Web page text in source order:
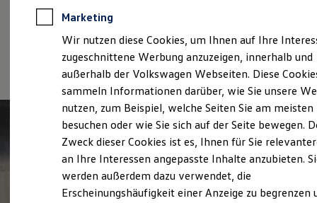
Anpfiff zum Gewinn
Elektroautos
ID. Tutorials
Elektrofahrzeugkonzepte
Reichweite
Reichweite der ID. Modelle
Reichweite im Winter
Laden
Laden unterwegs
Laden Zuhause
Ladezeitensimulator
Impressum & Rechtliches )
Marketing
Wir nutzen diese Cookies, um Ihnen auf Ihre
zugeschnittene Werbung anzuzeigen, innerhalb und
außerhalb der Volkswagen Webseiten. Diese
sammeln Informationen darüber, wie Sie unsere
nutzen, zum Beispiel, welche Seiten Sie am meisten
besuchen oder wie Sie sich auf der Seite bewegen.
Zweck dieser Cookies ist es, Ihnen für Sie
an Ihre Interessen angepasste Inhalte anzubieten.
werden außerdem dazu verwendet, die
Erscheinungshäufigkeit einer Anzeige zu begrenzen